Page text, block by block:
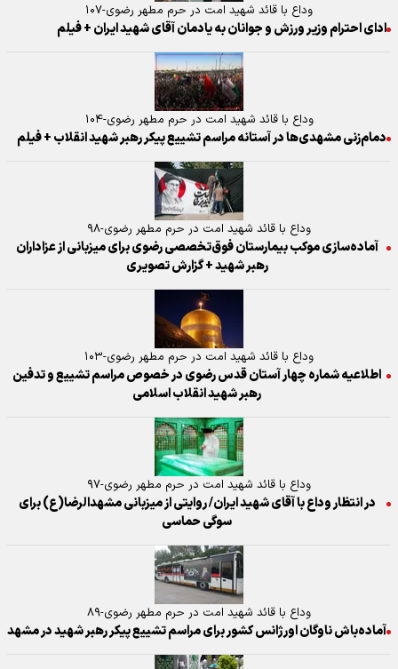
وداع با قائد شهید امت در حرم مطهر رضوی-۱۰۷
ادای احترام وزیر ورزش و جوانان به یادمان آقای شهید ایران + فیلم
وداع با قائد شهید امت در حرم مطهر رضوی-۱۰۴
دمام‌زنی مشهدی‌ها در آستانه مراسم تشییع پیکر رهبر شهید انقلاب + فیلم
وداع با قائد شهید امت در حرم مطهر رضوی-۹۸
آماده‌سازی موکب بیمارستان فوق‌تخصصی رضوی برای میزبانی از عزاداران
رهبر شهید + گزارش تصویری
وداع با قائد شهید امت در حرم مطهر رضوی-۱۰۳
اطلاعیه شماره چهار آستان قدس رضوی در خصوص مراسم تشییع و تدفین
رهبر شهید انقلاب اسلامی
وداع با قائد شهید امت در حرم مطهر رضوی-۹۷
در انتظار وداع با آقای شهید ایران/ روایتی از میزبانی مشهدالرضا(ع) برای
سوگی حماسی
وداع با قائد شهید امت در حرم مطهر رضوی-۸۹
آماده‌باش ناوگان اورژانس کشور برای مراسم تشییع پیکر رهبر شهید در مشهد